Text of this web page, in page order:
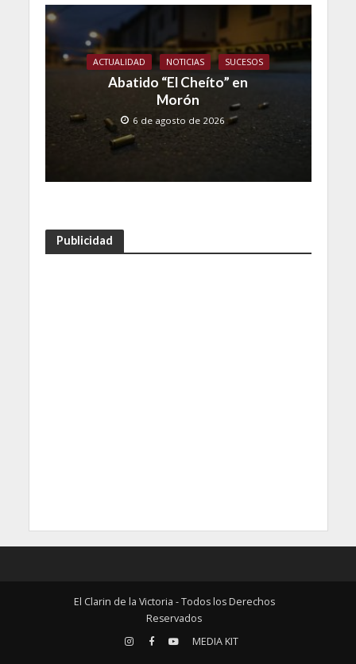
ACTUALIDAD NOTICIAS SUCESOS
Abatido “El Cheíto” en
Morón
6 de agosto de 2026
Publicidad
El Clarin de la Victoria - Todos los Derechos
Reservados
MEDIA KIT